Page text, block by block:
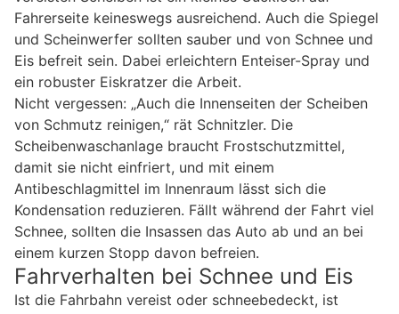
Fahrerseite keineswegs ausreichend. Auch die Spiegel
und Scheinwerfer sollten sauber und von Schnee und
Eis befreit sein. Dabei erleichtern Enteiser-Spray und
ein robuster Eiskratzer die Arbeit.
Nicht vergessen: „Auch die Innenseiten der Scheiben
von Schmutz reinigen,“ rät Schnitzler. Die
Scheibenwaschanlage braucht Frostschutzmittel,
damit sie nicht einfriert, und mit einem
Antibeschlagmittel im Innenraum lässt sich die
Kondensation reduzieren. Fällt während der Fahrt viel
Schnee, sollten die Insassen das Auto ab und an bei
einem kurzen Stopp davon befreien.
Fahrverhalten bei Schnee und Eis
Ist die Fahrbahn vereist oder schneebedeckt, ist